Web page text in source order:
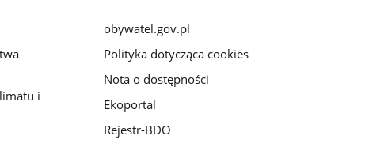
i
obywatel.gov.pl
Polityka dotycząca cookies
Nota o dostępności
Ekoportal
Rejestr-BDO